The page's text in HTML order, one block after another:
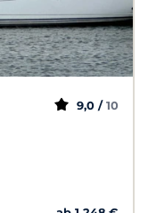
9,0 / 10